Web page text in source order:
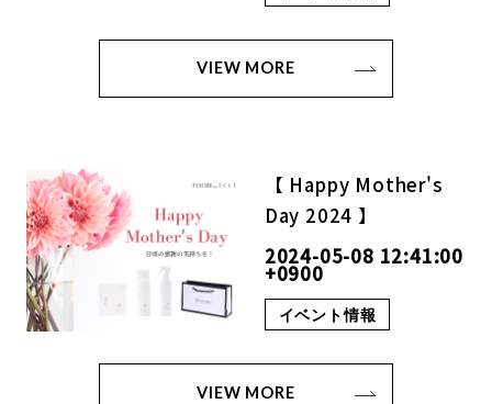
VIEW MORE
【 Happy Mother's
Day 2024 】
2024-05-08 12:41:00
+0900
イベント情報
VIEW MORE